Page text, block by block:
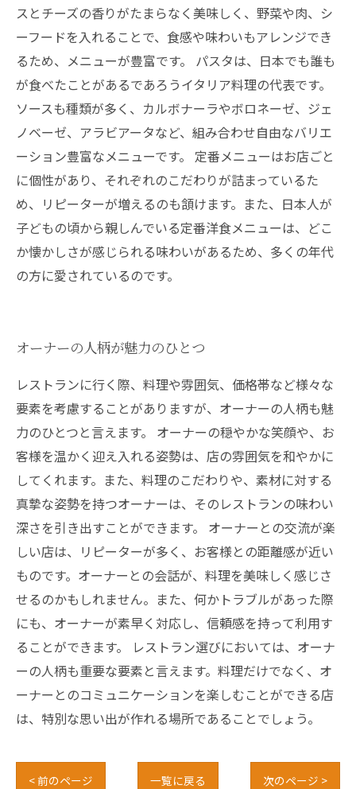
スとチーズの香りがたまらなく美味しく、野菜や肉、シ
ーフードを入れることで、食感や味わいもアレンジでき
るため、メニューが豊富です。 パスタは、日本でも誰も
が食べたことがあるであろうイタリア料理の代表です。
ソースも種類が多く、カルボナーラやボロネーゼ、ジェ
ノベーゼ、アラビアータなど、組み合わせ自由なバリエ
ーション豊富なメニューです。 定番メニューはお店ごと
に個性があり、それぞれのこだわりが詰まっているた
め、リピーターが増えるのも頷けます。また、日本人が
子どもの頃から親しんでいる定番洋食メニューは、どこ
か懐かしさが感じられる味わいがあるため、多くの年代
の方に愛されているのです。
オーナーの人柄が魅力のひとつ
レストランに行く際、料理や雰囲気、価格帯など様々な
要素を考慮することがありますが、オーナーの人柄も魅
力のひとつと言えます。 オーナーの穏やかな笑顔や、お
客様を温かく迎え入れる姿勢は、店の雰囲気を和やかに
してくれます。また、料理のこだわりや、素材に対する
真摯な姿勢を持つオーナーは、そのレストランの味わい
深さを引き出すことができます。 オーナーとの交流が楽
しい店は、リピーターが多く、お客様との距離感が近い
ものです。オーナーとの会話が、料理を美味しく感じさ
せるのかもしれません。また、何かトラブルがあった際
にも、オーナーが素早く対応し、信頼感を持って利用す
ることができます。 レストラン選びにおいては、オーナ
ーの人柄も重要な要素と言えます。料理だけでなく、オ
ーナーとのコミュニケーションを楽しむことができる店
は、特別な思い出が作れる場所であることでしょう。
< 前のページ 一覧に戻る 次のページ >